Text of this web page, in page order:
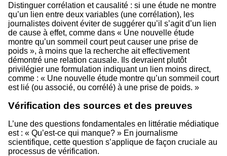
Distinguer corrélation et causalité : si une étude ne montre
qu’un lien entre deux variables (une corrélation), les
journalistes doivent éviter de suggérer qu’il s’agit d’un lien
de cause à effet, comme dans « Une nouvelle étude
montre qu’un sommeil court peut causer une prise de
poids », à moins que la recherche ait effectivement
démontré une relation causale. Ils devraient plutôt
privilégier une formulation indiquant un lien moins direct,
comme : « Une nouvelle étude montre qu’un sommeil court
est lié (ou associé, ou corrélé) à une prise de poids. »
Vérification des sources et des preuves
L’une des questions fondamentales en littératie médiatique
est : « Qu’est-ce qui manque? » En journalisme
scientifique, cette question s’applique de façon cruciale au
processus de vérification.